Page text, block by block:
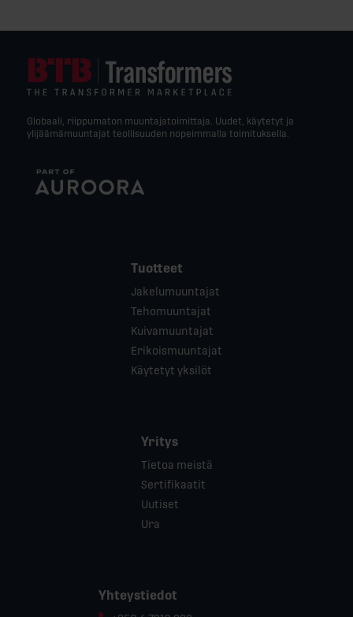
Globaali, riippumaton muuntajatoimittaja. Uudet, käytetyt ja
ylijäämämuuntajat teollisuuden nopeimmalla toimituksella.
Tuotteet
Jakelumuuntajat
Tehomuuntajat
Kuivamuuntajat
Erikoismuuntajat
Käytetyt yksilöt
Yritys
Tietoa meistä
Sertifikaatit
Uutiset
Ura
Yhteystiedot